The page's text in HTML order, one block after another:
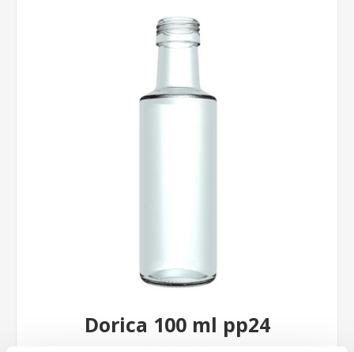
Dorica 100 ml pp24